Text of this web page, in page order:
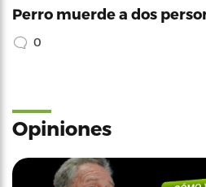
Perro muerde a dos
0
Opiniones